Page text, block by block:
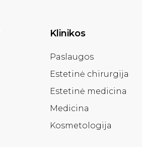
Klinikos
Paslaugos
Estetinė chirurgija
Estetinė medicina
Medicina
Kosmetologija